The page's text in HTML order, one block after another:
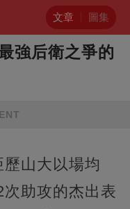
文章 圖集
強后衛之爭的
山大以場均
助攻的杰出表